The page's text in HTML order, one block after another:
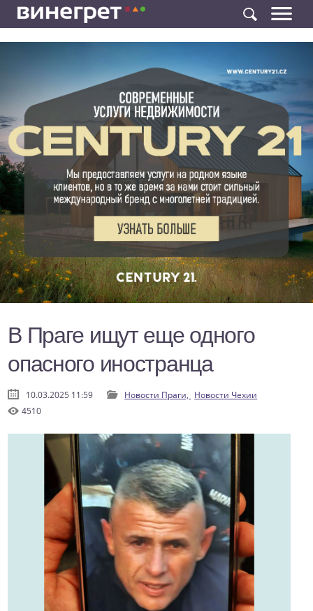
В Праге ищут еще одного
опасного иностранца
10.03.2025 11:59 Новости Праги, Новости Чехии
4510